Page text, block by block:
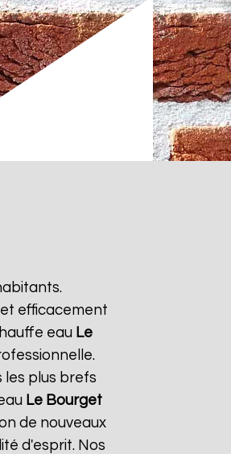
efficacement
eau Le
les plus brefs
Le Bourget
de nouveaux
d'esprit. Nos